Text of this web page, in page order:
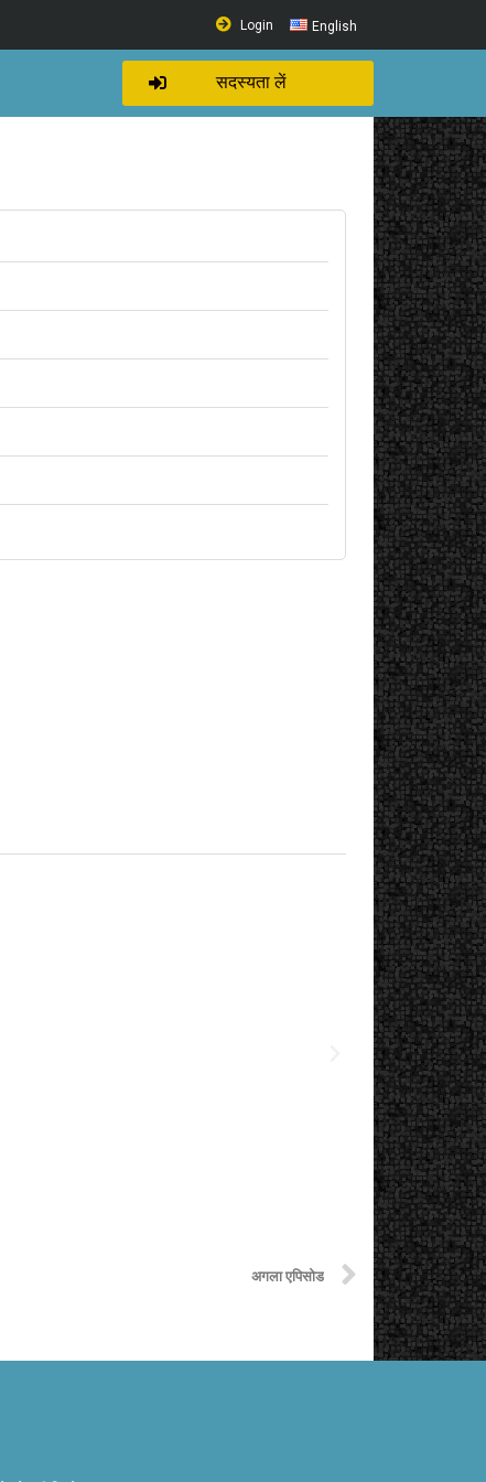
Login English
सदस्यता लें
The
अगला एपिसोड